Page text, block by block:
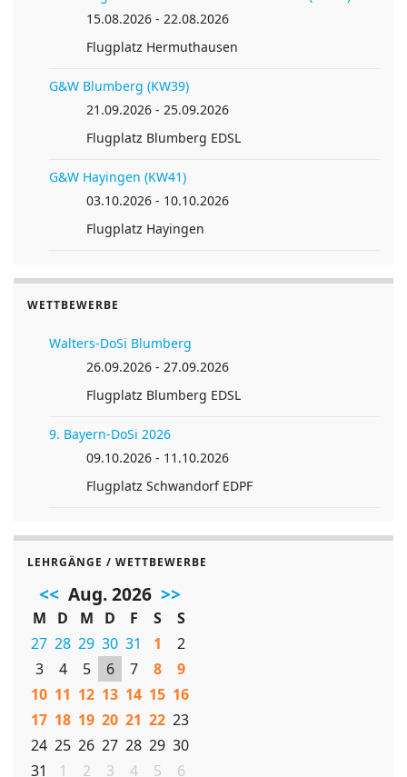
15.08.2026 - 22.08.2026
Flugplatz Hermuthausen
G&W Blumberg (KW39)
21.09.2026 - 25.09.2026
Flugplatz Blumberg EDSL
G&W Hayingen (KW41)
03.10.2026 - 10.10.2026
Flugplatz Hayingen
WETTBEWERBE
Walters-DoSi Blumberg
26.09.2026 - 27.09.2026
Flugplatz Blumberg EDSL
9. Bayern-DoSi 2026
09.10.2026 - 11.10.2026
Flugplatz Schwandorf EDPF
LEHRGÄNGE / WETTBEWERBE
<< Aug. 2026 >>
M D M D F S
S
27 28 29 30 31 1
2
3
4 5 6 7 8
9
10 11 12 13 14 15 16
17 18 19 20 21 22 23
24 25 26 27 28 29 30
31
1 2 3 4 5 6